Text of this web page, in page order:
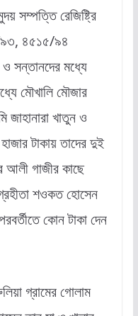
সম্পত্তি রেজিষ্ট্রি
৪৫১৫/৯৪
সন্তানদের মধ্যে
মৌখালি মৌজার
জাহানারা খাতুন ও
টাকায় তাদের দুই
গাজীর কাছে
শওকত হোসেন
কোন টাকা দেন
গ্রামের গোলাম